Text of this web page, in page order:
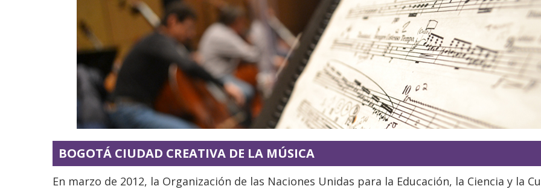
BOGOTÁ CIUDAD CREATIVA DE LA MÚSICA
En marzo de 2012, la Organización de las Naciones Unidas para la Educación, la Ciencia y la